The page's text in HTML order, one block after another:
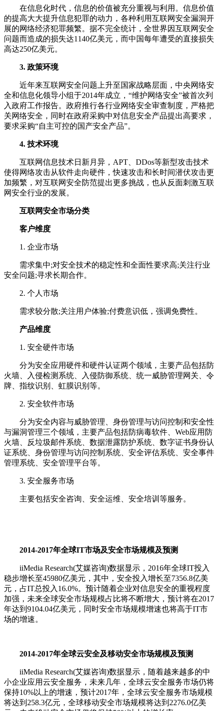
在信息化时代，信息的价值被充分重视与利用。信息价值
的提高大大提升信息犯罪的动力，各种利用互联网安全漏洞开
展的网络经济犯罪频繁。据不完全统计，全世界因互联网安全
问题而造成的损失达1140亿美元，而中国每年遭受的直接损失
高达250亿美元。
3. 政策环境
近年来互联网安全问题上升至国家战略层面，中央网络安
全和信息化领导小组于2014年成立，“维护网络安全”被首次列
入政府工作报告。政府推行各行业网络安全审查制度，严格把
关网络安全，同时在政府采购中对信息安全产品提出高要求，
要求采购“自主可控的国产安全产品”。
4. 技术环境
互联网信息技术日新月异，APT、DDos等新型攻击技术
使得网络攻击从软件走向硬件，快速攻击和长时间潜伏攻击更
加频繁，对互联网安全防范提出更多挑战，也从反面刺激互联
网安全行业的发展。
互联网安全市场分类
客户维度
1. 企业市场
需求集中;对安全技术的稳定性和全面性要求高;关注行业
安全问题;寻求长期合作。
2. 个人市场
需求较分散;关注用户体验;付费意识低，强调免费性。
产品维度
1. 安全硬件市场
分为安全应用硬件和硬件认证两个领域，主要产品包括防
火墙、入侵检测系统、入侵防御系统、统一威胁管理网关、令
牌、指纹识别、虹膜识别等。
2. 安全软件市场
分为安全内容与威胁管理、身份管理与访问控制和安全性
与漏洞管理三个领域，主要产品包括防病毒软件、Web应用防
火墙、反垃圾邮件系统、数据泄露防护系统、数字证书身份认
证系统、身份管理与访问控制系统、安全评估系统、安全事件
管理系统、安全管理平台等。
3. 安全服务市场
主要包括安全咨询、安全运维、安全培训等服务。
2014-2017年全球IT市场及安全市场规模及预测
iiMedia Research(艾媒咨询)数据显示，2016年全球IT投入
稳步增长至45980亿美元，其中，安全投入增长至7356.8亿美
元，占IT总投入16.0%。预计随着企业对信息安全的重视程度
加强，未来全球安全市场规模占比将不断增大，预计将在2017
年达到9104.04亿美元，同时安全市场规模增速也将高于IT市
场的增速。
2014-2017年全球云安全及移动安全市场规模及预测
iiMedia Research(艾媒咨询)数据显示，随着越来越多的中
小企业应用云安全服务，未来几年，全球云安全服务市场仍将
保持10%以上的增速，预计2017年，全球云安全服务市场规模
将达到258.3亿元，全球移动安全市场规模将达到2276.0亿美